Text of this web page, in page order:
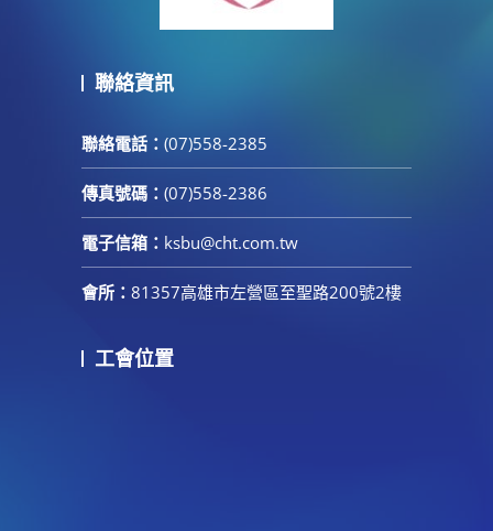
聯絡資訊
聯絡電話： (07)558-2385
傳真號碼： (07)558-2386
電子信箱： ksbu@cht.com.tw
會所： 81357高雄市左營區至聖路200號2樓
工會位置